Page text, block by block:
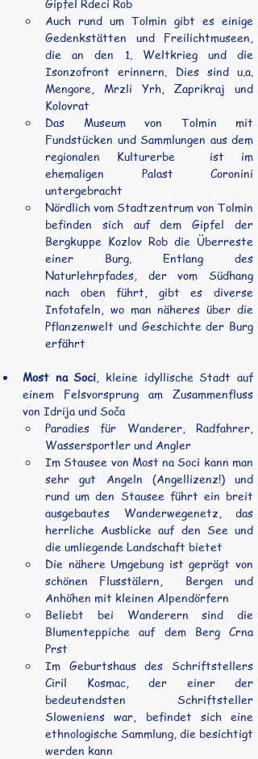
Gipfel Rdeci Rob
Auch rund um Tolmin gibt es einige
Gedenkstätten und Freilichtmuseen,
die an den 1. Weltkrieg und die
Isonzofront erinnern. Dies sind u.a.
Mengore, Mrzli Yrh, Zaprikraj und
Kolovrat
Das Museum von Tolmin mit
Fundstücken und Sammlungen aus dem
regionalen Kulturerbe  ist im
ehemaligen Palast Coronini
untergebracht
Nördlich vom Stadtzentrum von Tolmin
befinden sich auf dem Gipfel der
Bergkuppe Kozlov Rob die Überreste
einer Burg. Entlang des
Naturlehrpfades, der vom Südhang
nach oben führt, gibt es diverse
Infotafeln, wo man näheres über die
Pflanzenwelt und Geschichte der Burg
erfährt
Most na Soci, kleine idyllische Stadt auf
einem Felsvorsprung am Zusammenfluss
von Idrija und Soča
Paradies für Wanderer, Radfahrer,
Wassersportler und Angler
Im Stausee von Most na Soci kann man
sehr gut Angeln (Angellizenz!) und
rund um den Stausee führt ein breit
ausgebautes Wanderwegenetz, das
herrliche Ausblicke auf den See und
die umliegende Landschaft bietet
Die nähere Umgebung ist geprägt von
schönen Flusstälern,  Bergen und
Anhöhen mit kleinen Alpendörfern
Beliebt bei Wanderern sind die
Blumenteppiche auf dem Berg Crna
Prst
Im Geburtshaus des Schriftstellers
Ciril Kosmac, der einer der
bedeutendsten Schriftsteller
Sloweniens war, befindet sich eine
ethnologische Sammlung, die besichtigt
werden kann